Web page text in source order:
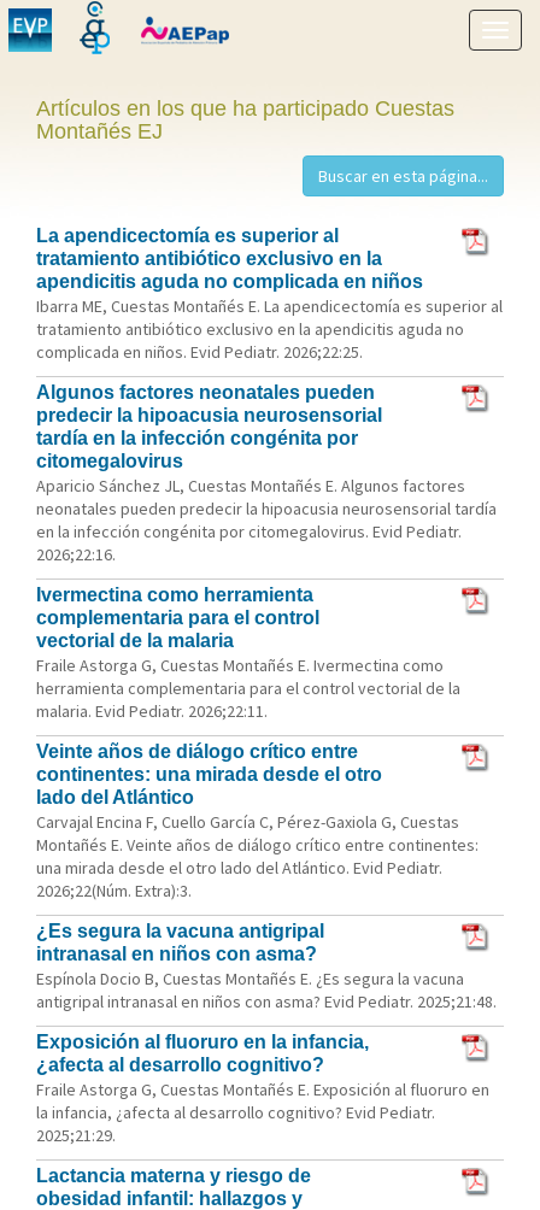
menú
Artículos en los que ha participado Cuestas
Montañés EJ
La apendicectomía es superior al
tratamiento antibiótico exclusivo en la
apendicitis aguda no complicada en niños
Ibarra ME, Cuestas Montañés E. La apendicectomía es superior al
tratamiento antibiótico exclusivo en la apendicitis aguda no
complicada en niños. Evid Pediatr. 2026;22:25.
Algunos factores neonatales pueden
predecir la hipoacusia neurosensorial
tardía en la infección congénita por
citomegalovirus
Aparicio Sánchez JL, Cuestas Montañés E. Algunos factores
neonatales pueden predecir la hipoacusia neurosensorial tardía
en la infección congénita por citomegalovirus. Evid Pediatr.
2026;22:16.
Ivermectina como herramienta
complementaria para el control
vectorial de la malaria
Fraile Astorga G, Cuestas Montañés E. Ivermectina como
herramienta complementaria para el control vectorial de la
malaria. Evid Pediatr. 2026;22:11.
Veinte años de diálogo crítico entre
continentes: una mirada desde el otro
lado del Atlántico
Carvajal Encina F, Cuello García C, Pérez-Gaxiola G, Cuestas
Montañés E. Veinte años de diálogo crítico entre continentes:
una mirada desde el otro lado del Atlántico. Evid Pediatr.
2026;22(Núm. Extra):3.
¿Es segura la vacuna antigripal
intranasal en niños con asma?
Espínola Docio B, Cuestas Montañés E. ¿Es segura la vacuna
antigripal intranasal en niños con asma? Evid Pediatr. 2025;21:48.
Exposición al fluoruro en la infancia,
¿afecta al desarrollo cognitivo?
Fraile Astorga G, Cuestas Montañés E. Exposición al fluoruro en
la infancia, ¿afecta al desarrollo cognitivo? Evid Pediatr.
2025;21:29.
Lactancia materna y riesgo de
obesidad infantil: hallazgos y